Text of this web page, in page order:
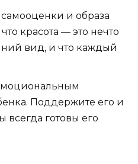
и образа
красота — это нечто
вид, и что каждый
Поддержите его и
всегда готовы его